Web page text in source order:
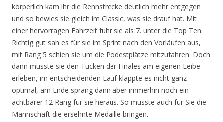
körperlich kam ihr die Rennstrecke deutlich mehr entgegen
und so bewies sie gleich im Classic, was sie drauf hat. Mit
einer hervorragen Fahrzeit fuhr sie als 7. unter die Top Ten.
Richtig gut sah es für sie im Sprint nach den Vorläufen aus,
mit Rang 5 schien sie um die Podestplätze mitzufahren. Doch
dann musste sie den Tücken der Finales am eigenen Leibe
erleben, im entscheidenden Lauf klappte es nicht ganz
optimal, am Ende sprang dann aber immerhin noch ein
achtbarer 12 Rang für sie heraus. So musste auch für Sie die
Mannschaft die ersehnte Medaille bringen.